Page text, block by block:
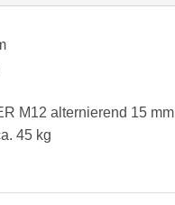
M12 alternierend 15 mm
45 kg